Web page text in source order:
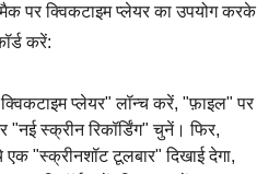
पर क्विकटाइम प्लेयर का उपयोग करके
करें:
प्लेयर" लॉन्च करें, "फ़ाइल" पर
स्क्रीन रिकॉर्डिंग" चुनें। फिर,
"स्क्रीनशॉट टूलबार" दिखाई देगा,